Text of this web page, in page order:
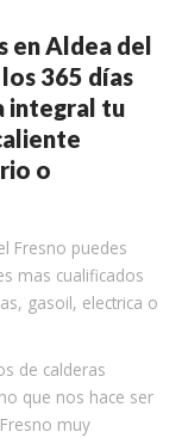
en Aldea del
365 días
integral tu
o
Fresno puedes
mas cualificados
gasoil, electrica o
de calderas
que nos hace ser
muy